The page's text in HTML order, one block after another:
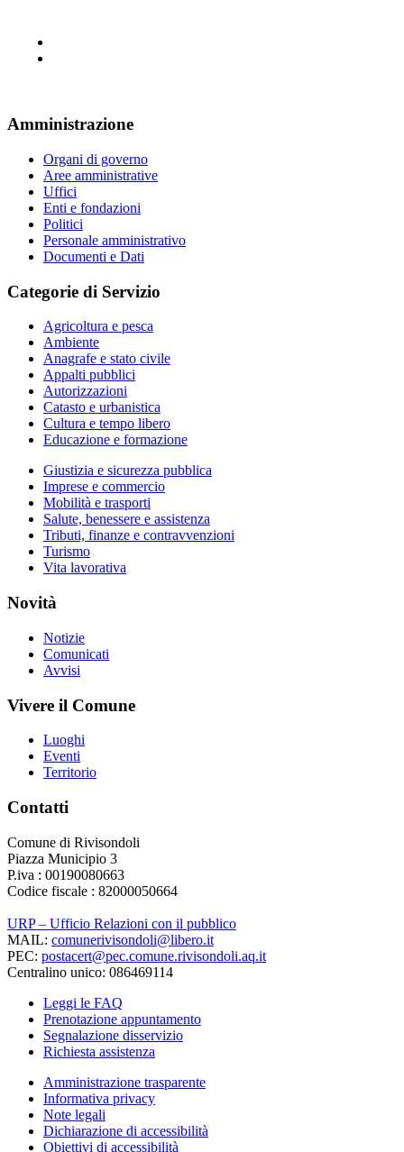
Amministrazione
Organi di governo
Aree amministrative
Uffici
Enti e fondazioni
Politici
Personale amministrativo
Documenti e Dati
Categorie di Servizio
Agricoltura e pesca
Ambiente
Anagrafe e stato civile
Appalti pubblici
Autorizzazioni
Catasto e urbanistica
Cultura e tempo libero
Educazione e formazione
Giustizia e sicurezza pubblica
Imprese e commercio
Mobilità e trasporti
Salute, benessere e assistenza
Tributi, finanze e contravvenzioni
Turismo
Vita lavorativa
Novità
Notizie
Comunicati
Avvisi
Vivere il Comune
Luoghi
Eventi
Territorio
Contatti
Comune di Rivisondoli
Piazza Municipio 3
P.iva : 00190080663
Codice fiscale : 82000050664
URP – Ufficio Relazioni con il pubblico
MAIL: comunerivisondoli@libero.it
PEC: postacert@pec.comune.rivisondoli.aq.it
Centralino unico: 086469114
Leggi le FAQ
Prenotazione appuntamento
Segnalazione disservizio
Richiesta assistenza
Amministrazione trasparente
Informativa privacy
Note legali
Dichiarazione di accessibilità
Obiettivi di accessibilità